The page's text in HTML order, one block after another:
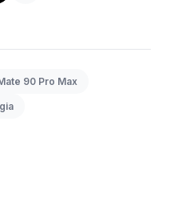
90 Pro Max